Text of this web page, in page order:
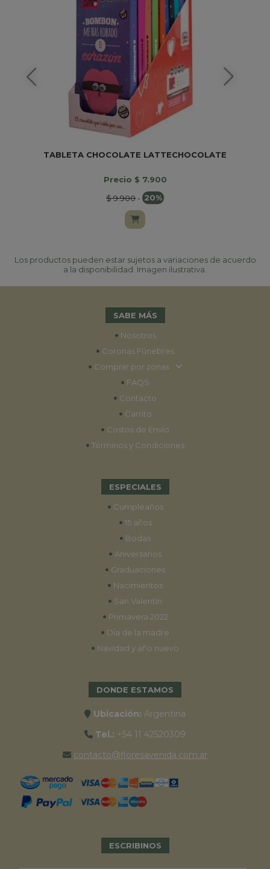
TABLETA CHOCOLATE LATTECHOCOLATE
Precio $ 7.900
$ 9.900- 20%
Los productos pueden estar sujetos a variaciones de acuerdo
a la disponibilidad. Imagen ilustrativa.
SABE MÁS
• Nosotros
• Coronas Fúnebres
• Comprar por zonas
• FAQS
• Contacto
• Carrito
• Costos de Envío
• Términos y Condiciones
ESPECIALES
• Cumpleaños
• 15 años
• Bodas
• Aniversarios
• Graduaciones
• Nacimientos
• San Valentín
• Primavera 2022
• Día de la madre
• Navidad y año nuevo
DONDE ESTAMOS
Ubicación: Argentina
Tel.: +54 11 42520309
contacto@floresavenida.com.ar
ESCRIBINOS